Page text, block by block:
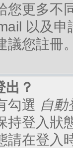
您更多不
以及
議您註冊
出？
勾選 自動
持登入狀
請在登入